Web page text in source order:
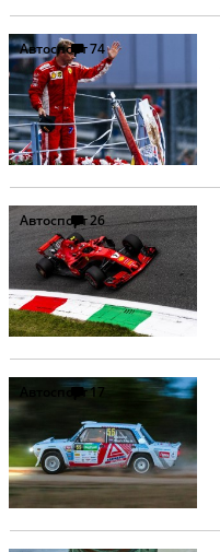
Автоспорт74
Автоспорт26
Автоспорт17